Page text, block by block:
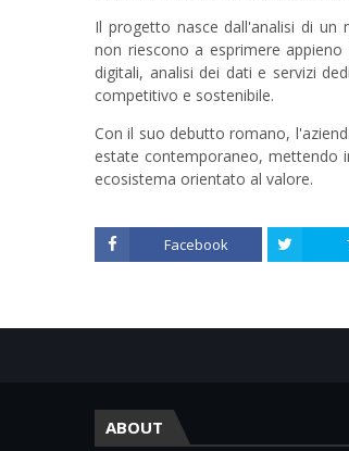
Il progetto nasce dall'analisi di
non riescono a esprimere
digitali, analisi dei dati e servizi
competitivo e sostenibile.
Con il suo debutto romano,
estate contemporaneo, mettendo
ecosistema orientato al valore.
Facebook
ABOUT